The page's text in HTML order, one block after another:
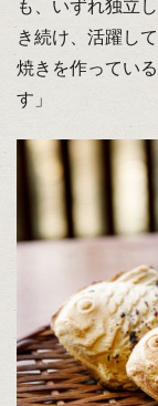
も、いずれ独立
き続け、活躍し
焼きを作ってい
す」